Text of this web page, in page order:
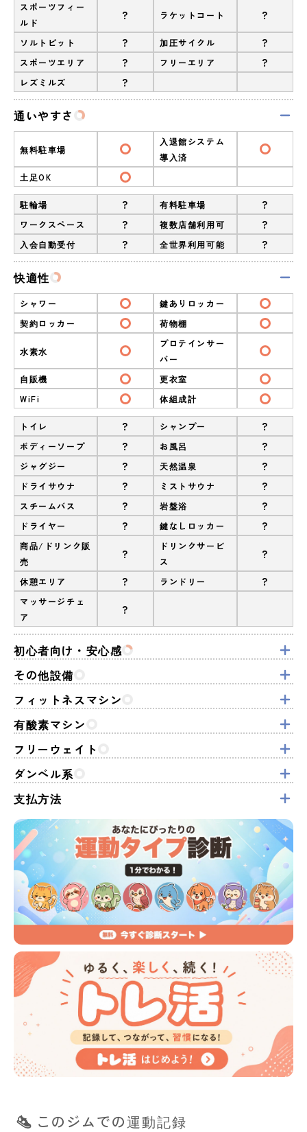
スポーツフィー
ルド
? ラケットコート ?
ソルトピット ? 加圧サイクル ?
スポーツエリア ? フリーエリア ?
レズミルズ ?
通いやすさ
無料駐車場
入退館システム
導入済
土足OK
駐輪場 ? 有料駐車場 ?
ワークスペース ? 複数店舗利用可 ?
入会自動受付 ? 全世界利用可能 ?
快適性
シャワー
鍵ありロッカー
契約ロッカー
荷物棚
水素水
プロテインサー
バー
自販機
更衣室
WiFi
体組成計
トイレ ? シャンプー ?
ボディーソープ ? お風呂 ?
ジャグジー ? 天然温泉 ?
ドライサウナ ? ミストサウナ ?
スチームバス ? 岩盤浴 ?
ドライヤー ? 鍵なしロッカー ?
商品/ドリンク販
売
?
ドリンクサービ
ス
?
休憩エリア ? ランドリー ?
マッサージチェ
ア
?
初心者向け・安心感
その他設備
フィットネスマシン
有酸素マシン
フリーウェイト
ダンベル系
支払方法
このジムでの運動記録